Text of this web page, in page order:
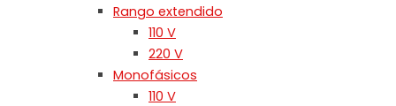
Rango extendido
110 V
220 V
Monofásicos
110 V